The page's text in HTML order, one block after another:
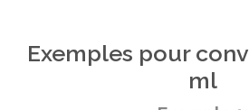
Exemples pour
ml